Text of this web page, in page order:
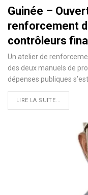
Guinée –
renforcement
contrôleurs
Un atelier de
des deux manuels de
dépenses publiques
LIRE LA SUITE...